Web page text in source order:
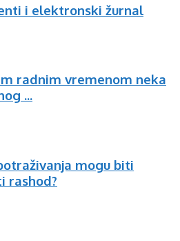
i elektronski žurnal
radnim vremenom neka
...
mogu biti
rashod?